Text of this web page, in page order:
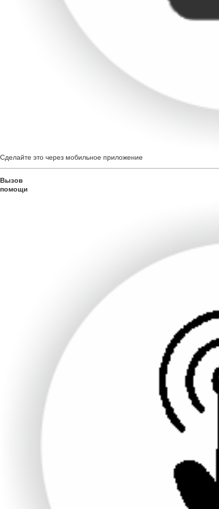
Сделайте это через мобильное приложение
Вызов
помощи